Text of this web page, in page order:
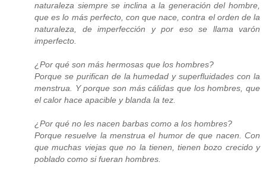
naturaleza siempre se inclina a la generación del hombre,
que es lo más perfecto, con que nace, contra el orden de la
naturaleza, de imperfección y por eso se llama varón
imperfecto.
¿Por qué son más hermosas que los hombres?
Porque se purifican de la humedad y superfluidades con la
menstrua. Y porque son más cálidas que los hombres, que
el calor hace apacible y blanda la tez.
¿Por qué no les nacen barbas como a los hombres?
Porque resuelve la menstrua el humor de que nacen. Con
que muchas viejas que no la tienen, tienen bozo crecido y
poblado como si fueran hombres.